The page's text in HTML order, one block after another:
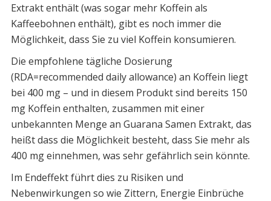
Extrakt enthält (was sogar mehr Koffein als
Kaffeebohnen enthält), gibt es noch immer die
Möglichkeit, dass Sie zu viel Koffein konsumieren.
Die empfohlene tägliche Dosierung
(RDA=recommended daily allowance) an Koffein liegt
bei 400 mg – und in diesem Produkt sind bereits 150
mg Koffein enthalten, zusammen mit einer
unbekannten Menge an Guarana Samen Extrakt, das
heißt dass die Möglichkeit besteht, dass Sie mehr als
400 mg einnehmen, was sehr gefährlich sein könnte.
Im Endeffekt führt dies zu Risiken und
Nebenwirkungen so wie Zittern, Energie Einbrüche